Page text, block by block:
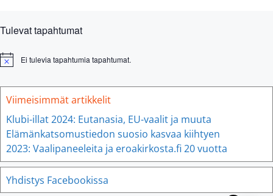
Tulevat tapahtumat
N
Ei tulevia tapahtumia tapahtumat.
Viimeisimmät artikkelit
Klubi-illat 2024: Eutanasia, EU-vaalit ja muuta
Elämänkatsomustiedon suosio kasvaa kiihtyen
2023: Vaalipaneeleita ja eroakirkosta.fi 20 vuotta
Yhdistys Facebookissa